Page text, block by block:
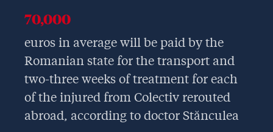
70,000
euros in average will be paid by the
Romanian state for the transport and
two-three weeks of treatment for each
of the injured from Colectiv rerouted
abroad, according to doctor Stănculea